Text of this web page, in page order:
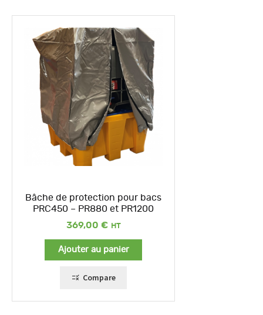
Bâche de protection pour bacs
PRC450 – PR880 et PR1200
369,00 €
Ajouter au panier
Compare